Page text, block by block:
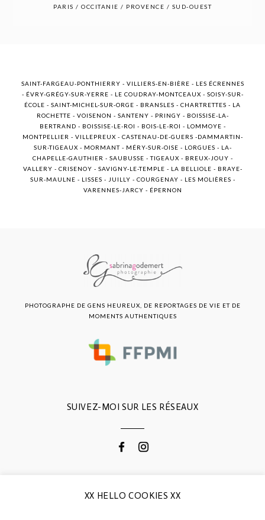
PARIS / OCCITANIE / PROVENCE / SUD-OUEST
SAINT-FARGEAU-PONTHIERRY - VILLIERS-EN-BIÈRE - LES ÉCRENNES
- ÉVRY-GRÉGY-SUR-YERRE - LE COUDRAY-MONTCEAUX - SOISY-SUR-
ÉCOLE - SAINT-MICHEL-SUR-ORGE - BRANSLES - CHARTRETTES - LA
ROCHETTE - VOISENON - SANTENY - PRINGY - BOISSISE-LA-
BERTRAND - BOISSISE-LE-ROI - BOIS-LE-ROI - LOMMOYE -
MONTPELLIER - VILLEPREUX - CASTENAU-DE-GUERS -DAMMARTIN-
SUR-TIGEAUX - MORMANT - MÉRY-SUR-OISE - LORGUES - LA-
CHAPELLE-GAUTHIER - SAUBUSSE - TIGEAUX - BREUX-JOUY -
VALLERY - CRISENOY - SAVIGNY-LE-TEMPLE - LA BELLIOLE - BRAYE-
SUR-MAULNE - LISSES - JUILLY - COURGENAY - LES MOLIÈRES -
VARENNES-JARCY - ÉPERNON
SUIVEZ-MOI SUR LES RÉSEAUX
PHOTOGRAPHE DE GENS HEUREUX, DE REPORTAGES DE VIE ET DE
MOMENTS AUTHENTIQUES
CONTACTEZ-MOI
XX HELLO COOKIES XX